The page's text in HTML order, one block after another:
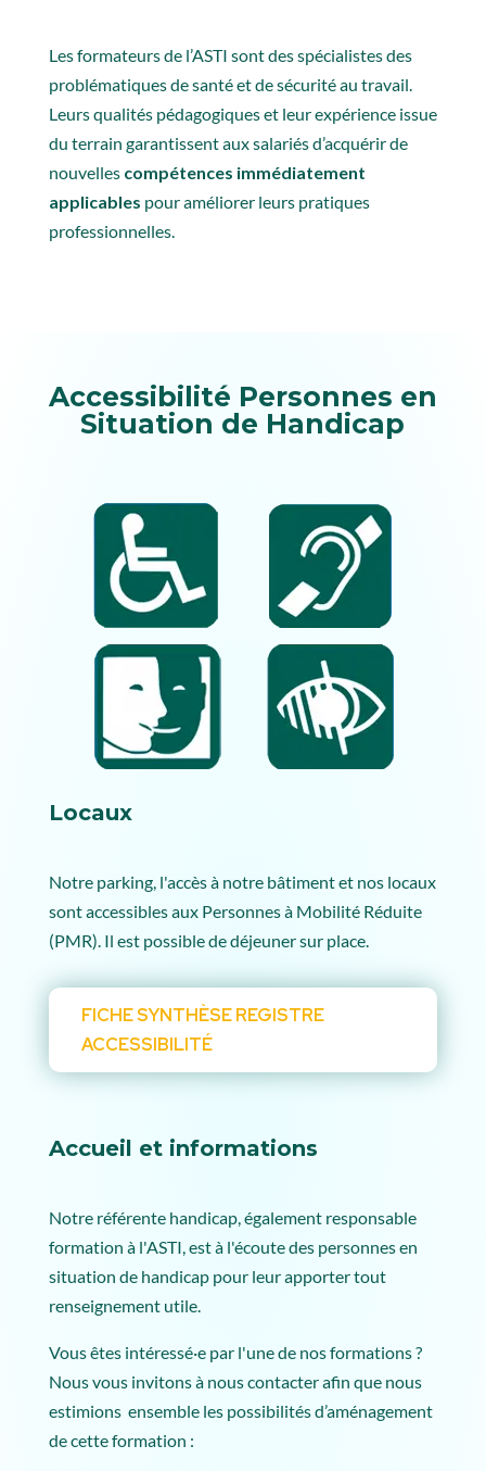
Les formateurs de l’ASTI sont des spécialistes des
problématiques de santé et de sécurité au travail.
Leurs qualités pédagogiques et leur expérience issue
du terrain garantissent aux salariés d’acquérir de
nouvellescompétences immédiatement
applicables pour améliorer leurs pratiques
professionnelles.
Accessibilité Personnes en
Situation de Handicap
Locaux
Notre parking, l'accès à notre bâtiment et nos locaux
sont accessibles aux Personnes à Mobilité Réduite
(PMR). Il est possible de déjeuner sur place.
FICHE SYNTHÈSE REGISTRE
ACCESSIBILITÉ
Accueil et informations
Notre référente handicap, également responsable
formation à l'ASTI, est à l'écoute des personnes en
situation de handicap pour leur apporter tout
renseignement utile.
Vous êtes intéressé·e par l'une de nos formations ?
Nous vous invitons à nous contacter afin que nous
estimions ensemble les possibilités d’aménagement
de cette formation :